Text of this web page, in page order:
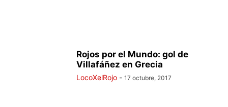
Rojos por el Mundo: gol de
Villafáñez en Grecia
LocoXelRojo - 17 octubre, 2017